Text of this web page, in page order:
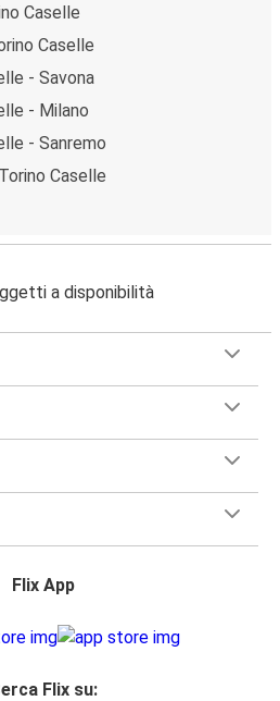
Caselle
Caselle
- Savona
- Milano
- Sanremo
Caselle
a disponibilità
Flix App
Flix su: